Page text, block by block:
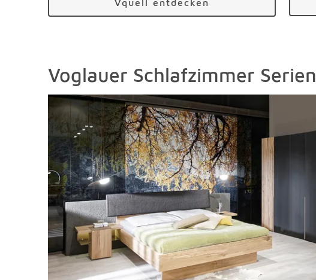
Vquell entdecken
Voglauer Schlafzimmer Serien